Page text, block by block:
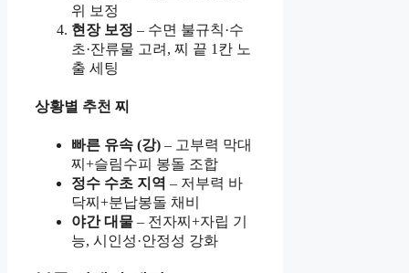
위 보정
현장 보정 – 수면 불규칙·수
초·잔류물 고려, 찌 끝 1칸 노
출 세팅
상황별 추천 찌
빠른 유속 (강) – 고부력 막대
찌+슬림수피 봉돌 조합
정수 수초 지역 – 저부력 바
닥찌+분납봉돌 채비
야간 대물 – 전자찌+자립 기
능, 시인성·안정성 강화